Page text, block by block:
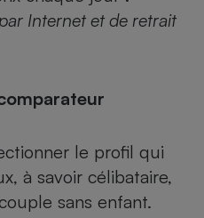
Internet et de retrait
le profil qui
à savoir célibataire,
sans enfant.